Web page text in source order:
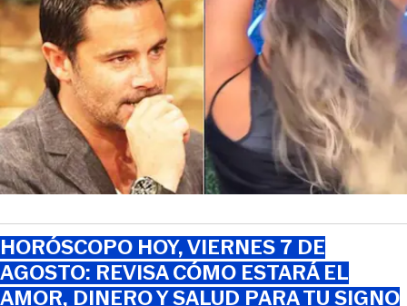
HORÓSCOPO HOY, VIERNES 7 DE
AGOSTO: REVISA CÓMO ESTARÁ EL
AMOR, DINERO Y SALUD PARA TU SIGNO